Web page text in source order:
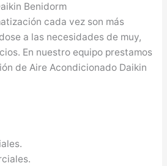
Benidorm
cada vez son más
a las necesidades de muy,
En nuestro equipo prestamos
de Aire Acondicionado Daikin